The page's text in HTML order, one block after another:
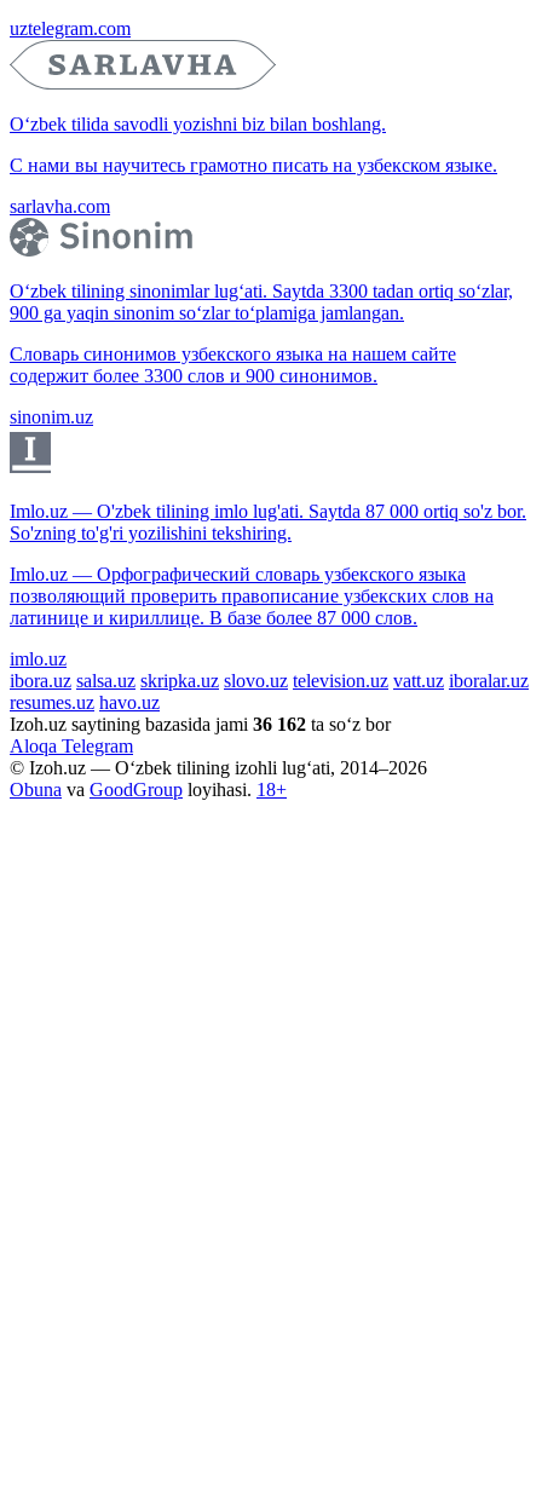
uztelegram.com
O‘zbek tilida savodli yozishni biz bilan boshlang.
С нами вы научитесь грамотно писать на узбекском языке.
sarlavha.com
O‘zbek tilining sinonimlar lug‘ati. Saytda 3300 tadan ortiq so‘zlar,
900 ga yaqin sinonim so‘zlar to‘plamiga jamlangan.
Словарь синонимов узбекского языка на нашем сайте
содержит более 3300 слов и 900 синонимов.
sinonim.uz
Imlo.uz — O'zbek tilining imlo lug'ati. Saytda 87 000 ortiq so'z bor.
So'zning to'g'ri yozilishini tekshiring.
Imlo.uz — Орфографический словарь узбекского языка
позволяющий проверить правописание узбекских слов на
латинице и кириллице. В базе более 87 000 слов.
imlo.uz
ibora.uz salsa.uz skripka.uz slovo.uz television.uz vatt.uz iboralar.uz
resumes.uz havo.uz
Izoh.uz saytining bazasida jami 36 162 ta so‘z bor
Aloqa Telegram
© Izoh.uz — O‘zbek tilining izohli lug‘ati, 2014–2026
Obuna va GoodGroup loyihasi. 18+